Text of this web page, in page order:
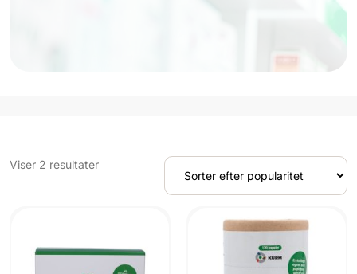
Viser 2 resultaterSorteret